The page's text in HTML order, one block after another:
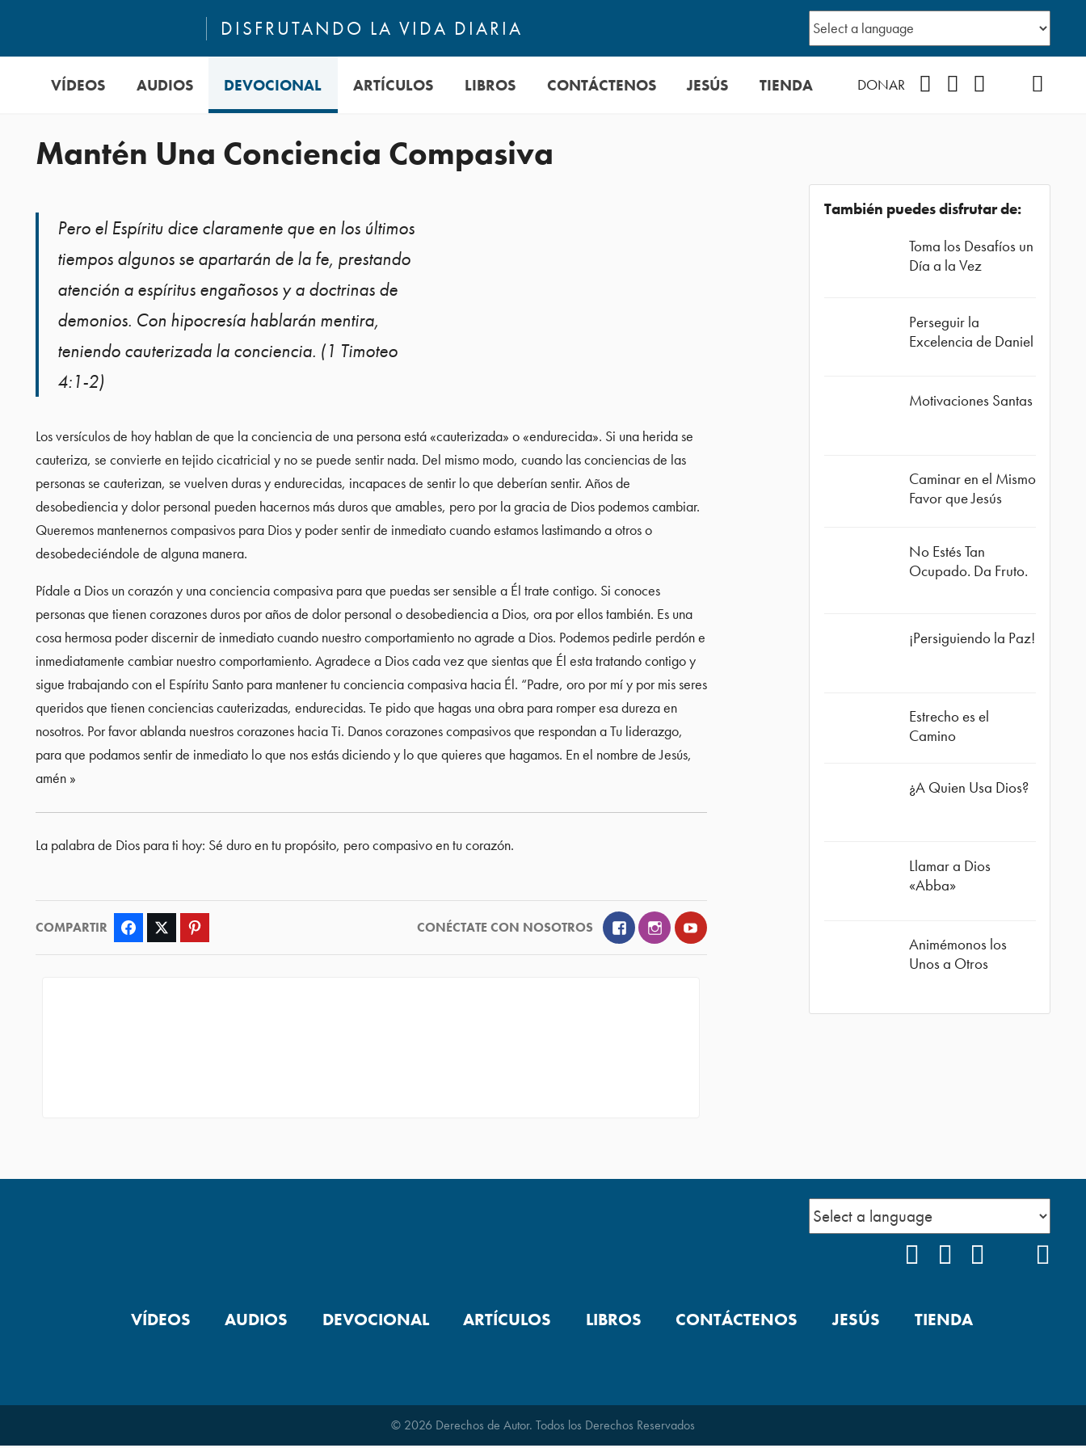
DISFRUTANDO LA VIDA DIARIA
VÍDEOS AUDIOS DEVOCIONAL ARTÍCULOS LIBROS CONTÁCTENOS JESÚS TIENDA DONAR
Mantén Una Conciencia Compasiva
Pero el Espíritu dice claramente que en los últimos
tiempos algunos se apartarán de la fe, prestando
atención a espíritus engañosos y a doctrinas de
demonios. Con hipocresía hablarán mentira,
teniendo cauterizada la conciencia. (1 Timoteo
4:1-2)
Los versículos de hoy hablan de que la conciencia de una persona está «cauterizada» o «endurecida». Si una herida se
cauteriza, se convierte en tejido cicatricial y no se puede sentir nada. Del mismo modo, cuando las conciencias de las
personas se cauterizan, se vuelven duras y endurecidas, incapaces de sentir lo que deberían sentir. Años de
desobediencia y dolor personal pueden hacernos más duros que amables, pero por la gracia de Dios podemos cambiar.
Queremos mantenernos compasivos para Dios y poder sentir de inmediato cuando estamos lastimando a otros o
desobedeciéndole de alguna manera.
Pídale a Dios un corazón y una conciencia compasiva para que puedas ser sensible a Él trate contigo. Si conoces
personas que tienen corazones duros por años de dolor personal o desobediencia a Dios, ora por ellos también. Es una
cosa hermosa poder discernir de inmediato cuando nuestro comportamiento no agrade a Dios. Podemos pedirle perdón e
inmediatamente cambiar nuestro comportamiento. Agradece a Dios cada vez que sientas que Él esta tratando contigo y
sigue trabajando con el Espíritu Santo para mantener tu conciencia compasiva hacia Él. “Padre, oro por mí y por mis seres
queridos que tienen conciencias cauterizadas, endurecidas. Te pido que hagas una obra para romper esa dureza en
nosotros. Por favor ablanda nuestros corazones hacia Ti. Danos corazones compasivos que respondan a Tu liderazgo,
para que podamos sentir de inmediato lo que nos estás diciendo y lo que quieres que hagamos. En el nombre de Jesús,
amén »
La palabra de Dios para ti hoy: Sé duro en tu propósito, pero compasivo en tu corazón.
COMPARTIR Facebook Twitter CONÉCTATE CON NOSOTROS FacebookInstagramYouTube
También puedes disfrutar de:
Toma los Desafíos un
Día a la Vez
Perseguir la
Excelencia de Daniel
Motivaciones Santas
Caminar en el Mismo
Favor que Jesús
No Estés Tan
Ocupado. Da Fruto.
¡Persiguiendo la Paz!
Estrecho es el
Camino
¿A Quien Usa Dios?
Llamar a Dios
«Abba»
Animémonos los
Unos a Otros
VÍDEOS AUDIOS DEVOCIONAL ARTÍCULOS LIBROS CONTÁCTENOS JESÚS TIENDA
© 2026 Derechos de Autor. Todos los Derechos Reservados